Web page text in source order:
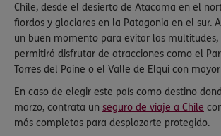
Chile, desde el desierto de Atacama en el
fiordos y glaciares en la Patagonia en el sur.
un buen momento para evitar las multitudes,
permitirá disfrutar de atracciones como el
Torres del Paine o el Valle de Elqui con
En caso de elegir este país como destino
marzo, contrata un seguro de viaje a Chile
más completas para desplazarte protegido.